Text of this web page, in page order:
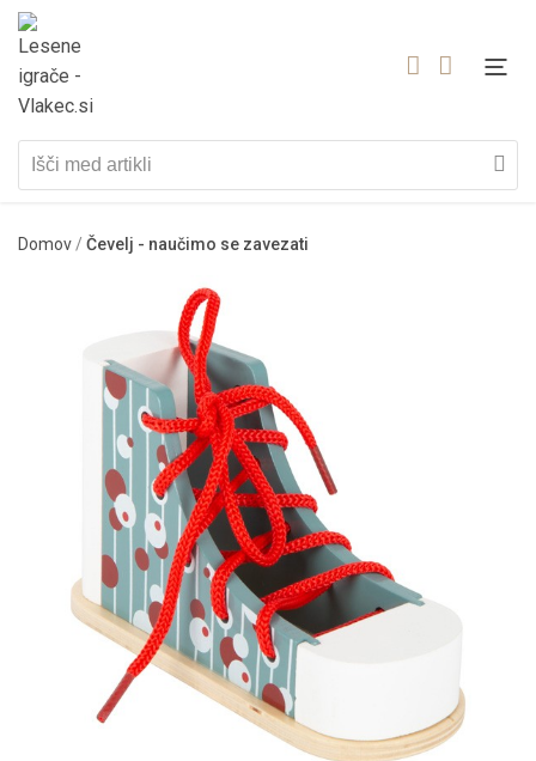
Domov / Čevelj - naučimo se zavezati